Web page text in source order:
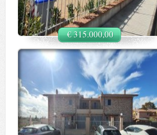
€ 315.000,00